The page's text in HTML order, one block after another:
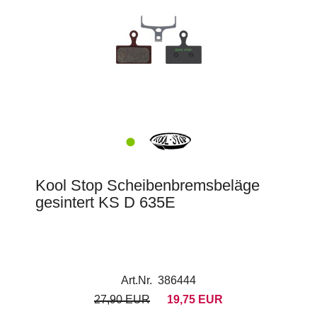
Kool Stop Scheibenbremsbeläge
gesintert KS D 635E
Art.Nr. 386444
27,90 EUR
19,75 EUR